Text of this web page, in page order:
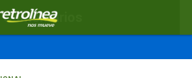
Comentarios